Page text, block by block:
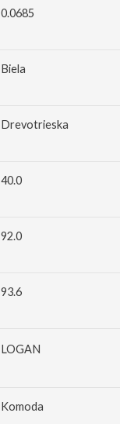
0.0685
Biela
Drevotrieska
40.0
92.0
93.6
LOGAN
Komoda